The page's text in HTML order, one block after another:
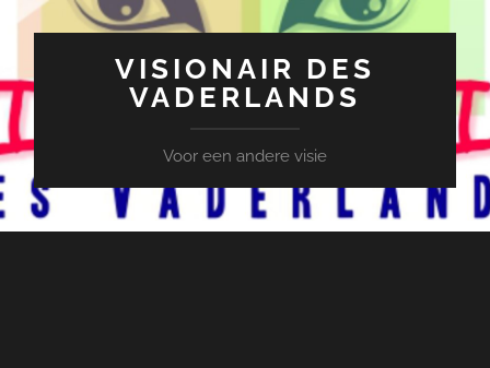
VISIONAIR DES
VADERLANDS
Voor een andere visie